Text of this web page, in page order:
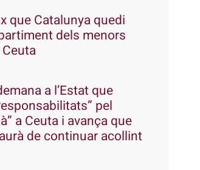
que Catalunya quedi
dels menors
a l’Estat que
pel
a Ceuta i avança que
de continuar acollint